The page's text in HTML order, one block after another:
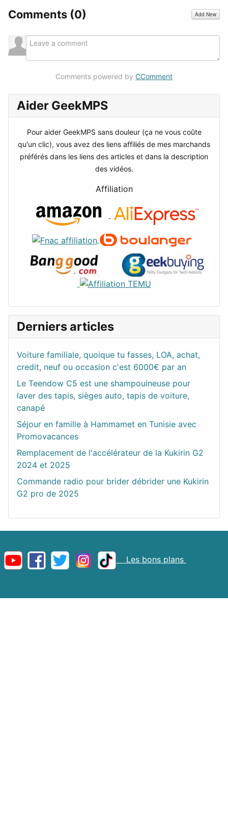
Comments (0) Add New
Comments powered by CComment
Aider GeekMPS
Pour aider GeekMPS sans douleur (ça ne vous coûte
qu'un clic), vous avez des liens affiliés de mes marchands
préférés dans les liens des articles et dans la description
des vidéos.
Affiliation
Derniers articles
Voiture familiale, quoique tu fasses, LOA, achat,
credit, neuf ou occasion c'est 6000€ par an
Le Teendow C5 est une shampouineuse pour
laver des tapis, sièges auto, tapis de voiture,
canapé
Séjour en famille à Hammamet en Tunisie avec
Promovacances
Remplacement de l'accélérateur de la Kukirin G2
2024 et 2025
Commande radio pour brider débrider une Kukirin
G2 pro de 2025
Les bons plans